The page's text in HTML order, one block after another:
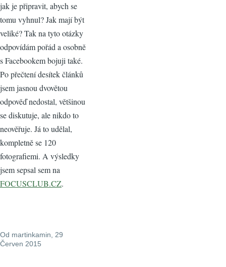
jak je připravit, abych se
tomu vyhnul? Jak mají být
veliké? Tak na tyto otázky
odpovídám pořád a osobně
s Facebookem bojuji také.
Po přečtení desítek článků
jsem jasnou dvovětou
odpověď nedostal, většinou
se diskutuje, ale nikdo to
neověřuje. Já to udělal,
kompletně se 120
fotografiemi. A výsledky
jsem sepsal sem na
FOCUSCLUB.CZ.
Od martinkamin , 29
Červen 2015